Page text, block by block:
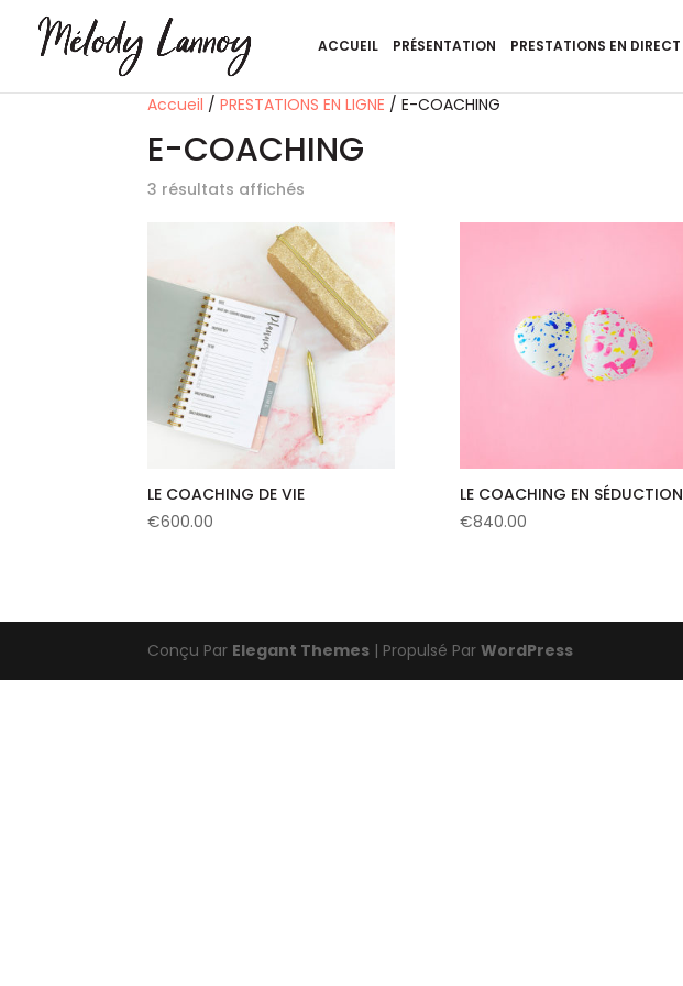
ACCUEIL PRÉSENTATION PRESTATIONS EN DIRECT
Accueil /PRESTATIONS EN LIGNE / E-COACHING
E-COACHING
3 résultats affichés
LE COACHING DE VIE
€600.00
LE COACHING EN SÉDUCTION
€840.00
Conçu Par Elegant Themes | Propulsé ParWordPress